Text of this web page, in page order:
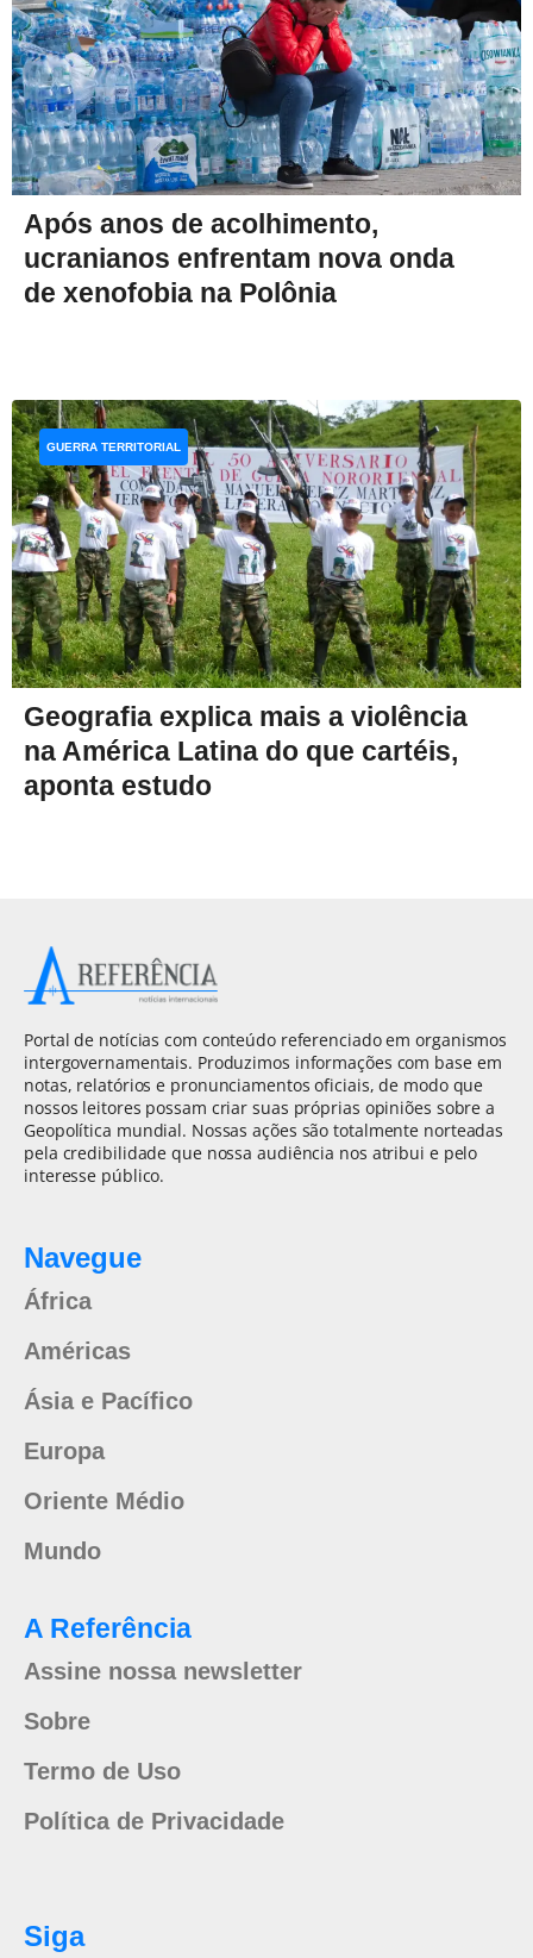
Após anos de acolhimento,
ucranianos enfrentam nova onda
de xenofobia na Polônia
Geografia explica mais a violência
na América Latina do que cartéis,
aponta estudo
GUERRA TERRITORIAL
Portal de notícias com conteúdo referenciado em organismos
intergovernamentais. Produzimos informações com base em
notas, relatórios e pronunciamentos oficiais, de modo que
nossos leitores possam criar suas próprias opiniões sobre a
Geopolítica mundial. Nossas ações são totalmente norteadas
pela credibilidade que nossa audiência nos atribui e pelo
interesse público.
Navegue
África
Américas
Ásia e Pacífico
Europa
Oriente Médio
Mundo
A Referência
Assine nossa newsletter
Sobre
Termo de Uso
Política de Privacidade
Siga